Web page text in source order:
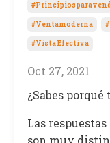
#ventamoderna
#vista Efectiva
Oct 27, 2021
¿Sabes
Las
son muy